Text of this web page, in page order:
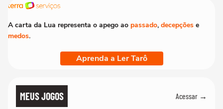
A carta da Lua representa o apego ao passado, decepções e
medos.
Aprenda a Ler Tarô
MEUS JOGOS Acessar →